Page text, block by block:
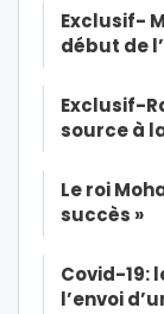
Exclusif-
début de
Exclusif-
source à
Le roi
succès »
Covid-19:
l’envoi